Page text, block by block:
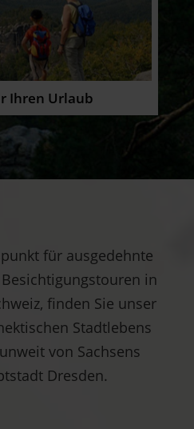
Ihren Urlaub
für ausgedehnte
in
finden Sie unser
Stadtlebens
von Sachsens
Dresden.